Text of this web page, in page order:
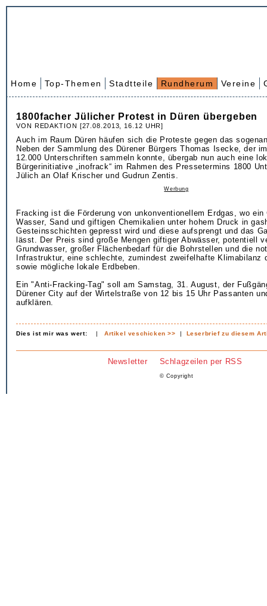
Home Top-Themen Stadtteile Rundherum Vereine
1800facher Jülicher Protest in Düren übergeben
VON REDAKTION [27.08.2013, 16.12 UHR]
Auch im Raum Düren häufen sich die Proteste gegen das
Neben der Sammlung des Dürener Bürgers Thomas Isecke, der
12.000 Unterschriften sammeln konnte, übergab nun auch eine
Bürgerinitiative „inofrack“ im Rahmen des Pressetermins 1800
Jülich an Olaf Krischer und Gudrun Zentis.
Werbung
Fracking ist die Förderung von unkonventionellem Erdgas, wo ein
Wasser, Sand und giftigen Chemikalien unter hohem Druck in
Gesteinsschichten gepresst wird und diese aufsprengt und das
lässt. Der Preis sind große Mengen giftiger Abwässer, potentiell
Grundwasser, großer Flächenbedarf für die Bohrstellen und die
Infrastruktur, eine schlechte, zumindest zweifelhafte Klimabilanz
sowie mögliche lokale Erdbeben.
Ein "Anti-Fracking-Tag" soll am Samstag, 31. August, der
Dürener City auf der Wirtelstraße von 12 bis 15 Uhr Passanten
aufklären.
Dies ist mir was wert: |Artikel veschicken >> | Leserbrief zu diesem
Newsletter Schlagzeilen per RSS
© Copyright